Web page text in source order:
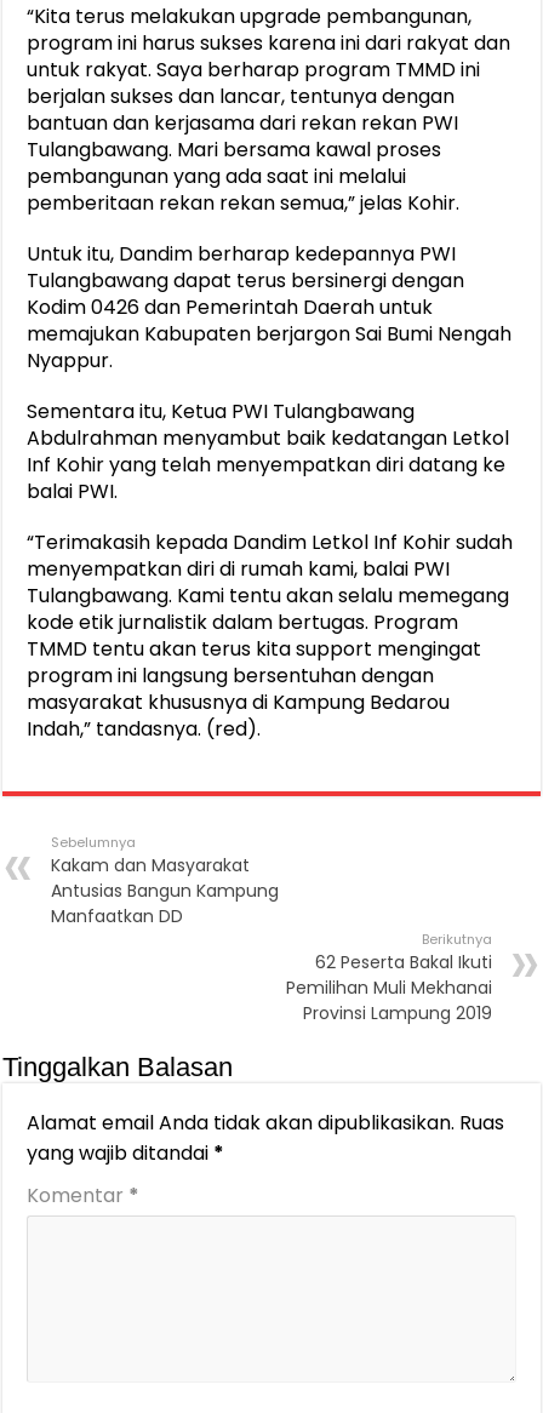
“Kita terus melakukan upgrade pembangunan,
program ini harus sukses karena ini dari rakyat dan
untuk rakyat. Saya berharap program TMMD ini
berjalan sukses dan lancar, tentunya dengan
bantuan dan kerjasama dari rekan rekan PWI
Tulangbawang. Mari bersama kawal proses
pembangunan yang ada saat ini melalui
pemberitaan rekan rekan semua,” jelas Kohir.
Untuk itu, Dandim berharap kedepannya PWI
Tulangbawang dapat terus bersinergi dengan
Kodim 0426 dan Pemerintah Daerah untuk
memajukan Kabupaten berjargon Sai Bumi Nengah
Nyappur.
Sementara itu, Ketua PWI Tulangbawang
Abdulrahman menyambut baik kedatangan Letkol
Inf Kohir yang telah menyempatkan diri datang ke
balai PWI.
“Terimakasih kepada Dandim Letkol Inf Kohir sudah
menyempatkan diri di rumah kami, balai PWI
Tulangbawang. Kami tentu akan selalu memegang
kode etik jurnalistik dalam bertugas. Program
TMMD tentu akan terus kita support mengingat
program ini langsung bersentuhan dengan
masyarakat khususnya di Kampung Bedarou
Indah,” tandasnya. (red).
Sebelumnya
Kakam dan Masyarakat
Antusias Bangun Kampung
Manfaatkan DD
Berikutnya
62 Peserta Bakal Ikuti
Pemilihan Muli Mekhanai
Provinsi Lampung 2019
Tinggalkan Balasan
Alamat email Anda tidak akan dipublikasikan. Ruas
yang wajib ditandai *
Komentar *